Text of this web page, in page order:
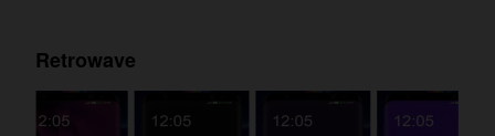
Retrowave